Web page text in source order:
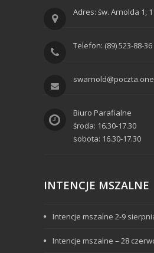
Adres: św. Arnolda 1,
Telefon: (89) 523-88-36
Biuro Parafialne
środa: 16.30-17.30
sobota: 16.30-17.30
INTENCJE MSZALNE
Intencje mszalne 2-9
Intencje mszalne – 28